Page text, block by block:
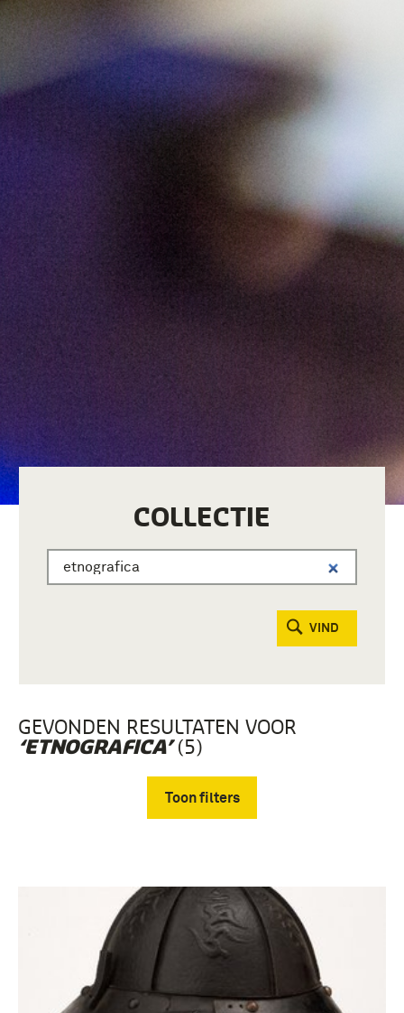
COLLECTIE
VIND
GEVONDEN RESULTATEN VOOR
‘ETNOGRAFICA’(5)
Toon filters
etnografica (3)